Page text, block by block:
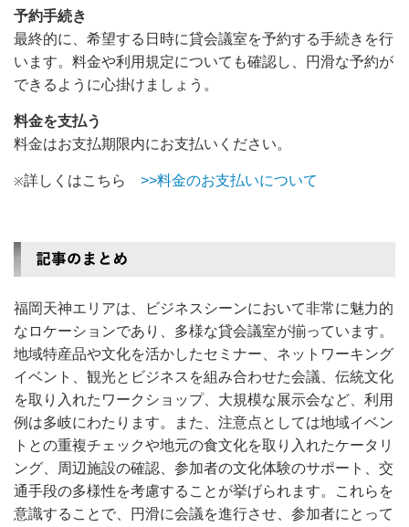
予約手続き
最終的に、希望する日時に貸会議室を予約する手続きを行
います。料金や利用規定についても確認し、円滑な予約が
できるように心掛けましょう。
料金を支払う
料金はお支払期限内にお支払いください。
※詳しくはこちら >>料金のお支払いについて
福岡天神エリアは、ビジネスシーンにおいて非常に魅力的
なロケーションであり、多様な貸会議室が揃っています。
地域特産品や文化を活かしたセミナー、ネットワーキング
イベント、観光とビジネスを組み合わせた会議、伝統文化
を取り入れたワークショップ、大規模な展示会など、利用
例は多岐にわたります。また、注意点としては地域イベン
トとの重複チェックや地元の食文化を取り入れたケータリ
ング、周辺施設の確認、参加者の文化体験のサポート、交
通手段の多様性を考慮することが挙げられます。これらを
意識することで、円滑に会議を進行させ、参加者にとって